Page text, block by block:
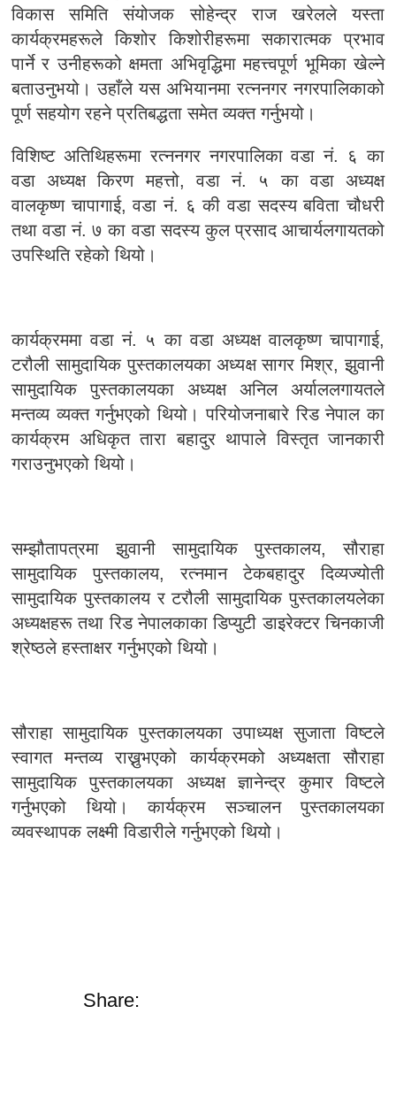
विकास समिति संयोजक सोहेन्द्र राज खरेलले यस्ता
कार्यक्रमहरूले किशोर किशोरीहरूमा सकारात्मक प्रभाव
पार्ने र उनीहरूको क्षमता अभिवृद्धिमा महत्त्वपूर्ण भूमिका खेल्ने
बताउनुभयो। उहाँले यस अभियानमा रत्ननगर नगरपालिकाको
पूर्ण सहयोग रहने प्रतिबद्धता समेत व्यक्त गर्नुभयो।
विशिष्ट अतिथिहरूमा रत्ननगर नगरपालिका वडा नं. ६ का
वडा अध्यक्ष किरण महत्तो, वडा नं. ५ का वडा अध्यक्ष
वालकृष्ण चापागाई, वडा नं. ६ की वडा सदस्य बविता चौधरी
तथा वडा नं. ७ का वडा सदस्य कुल प्रसाद आचार्यलगायतको
उपस्थिति रहेको थियो।
कार्यक्रममा वडा नं. ५ का वडा अध्यक्ष वालकृष्ण चापागाई,
टरौली सामुदायिक पुस्तकालयका अध्यक्ष सागर मिश्र, झुवानी
सामुदायिक पुस्तकालयका अध्यक्ष अनिल अर्याललगायतले
मन्तव्य व्यक्त गर्नुभएको थियो। परियोजनाबारे रिड नेपाल का
कार्यक्रम अधिकृत तारा बहादुर थापाले विस्तृत जानकारी
गराउनुभएको थियो।
सम्झौतापत्रमा झुवानी सामुदायिक पुस्तकालय, सौराहा
सामुदायिक पुस्तकालय, रत्नमान टेकबहादुर दिव्यज्योती
सामुदायिक पुस्तकालय र टरौली सामुदायिक पुस्तकालयलेका
अध्यक्षहरू तथा रिड नेपालकाका डिप्युटी डाइरेक्टर चिनकाजी
श्रेष्ठले हस्ताक्षर गर्नुभएको थियो।
सौराहा सामुदायिक पुस्तकालयका उपाध्यक्ष सुजाता विष्टले
स्वागत मन्तव्य राख्नुभएको कार्यक्रमको अध्यक्षता सौराहा
सामुदायिक पुस्तकालयका अध्यक्ष ज्ञानेन्द्र कुमार विष्टले
गर्नुभएको थियो। कार्यक्रम सञ्चालन पुस्तकालयका
व्यवस्थापक लक्ष्मी विडारीले गर्नुभएको थियो।
Share: